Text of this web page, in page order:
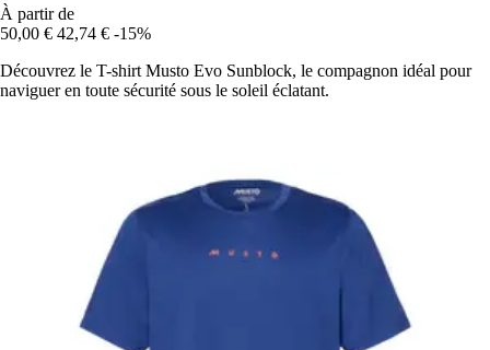
À partir de
50,00 € 42,74 € -15%
Découvrez le T-shirt Musto Evo Sunblock, le compagnon idéal pour
naviguer en toute sécurité sous le soleil éclatant.